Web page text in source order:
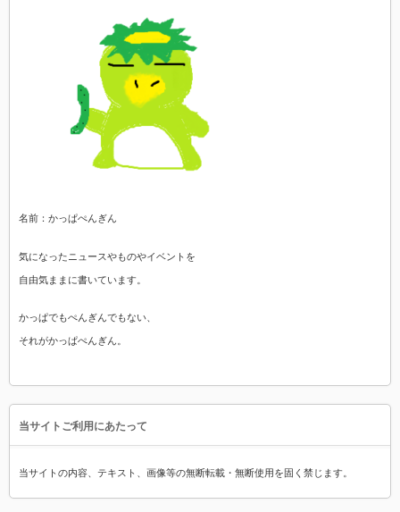
名前：かっぱぺんぎん
気になったニュースやものやイベントを
自由気ままに書いています。
かっぱでもぺんぎんでもない、
それがかっぱぺんぎん。
当サイトご利用にあたって
当サイトの内容、テキスト、画像等の無断転載・無断使用を固く禁じます。